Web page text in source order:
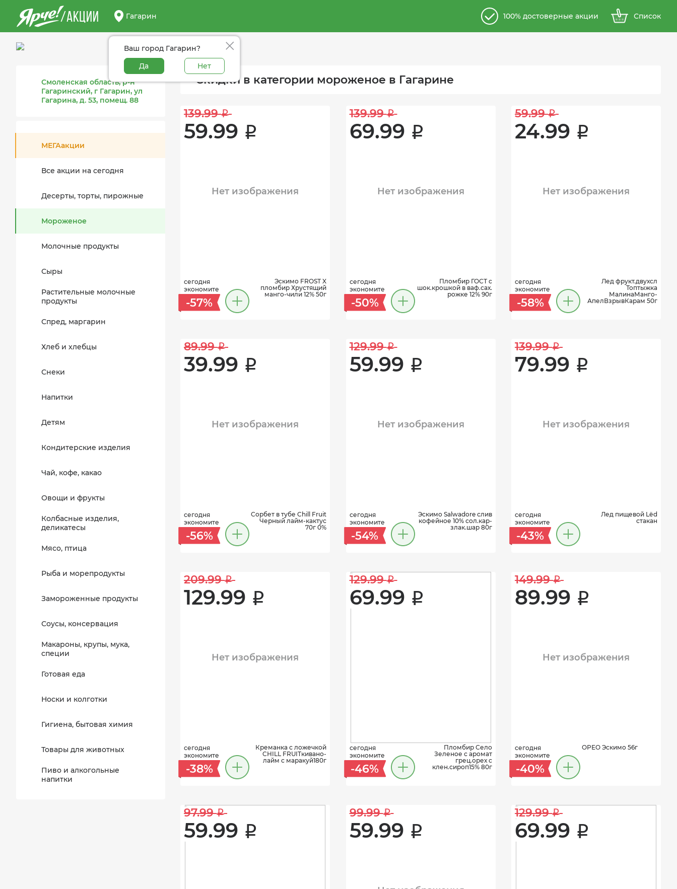
/АКЦИИ Гагарин
Ваш город Гагарин?
Да
Нет
100% достоверные акции Список
Смоленская область, р-н
Гагаринский, г Гагарин, ул
Гагарина, д. 53, помещ. 88
МЕГАакции
Все акции на сегодня
Десерты, торты, пирожные
Мороженое
Молочные продукты
Сыры
Растительные молочные
продукты
Спред, маргарин
Хлеб и хлебцы
Снеки
Напитки
Детям
Кондитерские изделия
Чай, кофе, какао
Овощи и фрукты
Колбасные изделия,
деликатесы
Мясо, птица
Рыба и морепродукты
Замороженные продукты
Соусы, консервация
Макароны, крупы, мука,
специи
Готовая еда
Носки и колготки
Гигиена, бытовая химия
Товары для животных
Пиво и алкогольные
напитки
Скидки в категории мороженое в Гагарине
139.99 i
59.99 i
Нет изображения
сегодня
экономите
-57%
Эскимо FROST X
пломбир Хрустящий
манго-чили 12% 50г
139.99 i
69.99 i
Нет изображения
сегодня
экономите
-50%
Пломбир ГОСТ с
шок.крошкой в ваф.сах.
рожке 12% 90г
59.99 i
24.99 i
Нет изображения
сегодня
экономите
-58%
Лед фрукт.двухсл
Топтыжка
МалинаМанго-
АпелВзрывКарам 50г
89.99 i
39.99 i
Нет изображения
сегодня
экономите
-56%
Сорбет в тубе Chill Fruit
Черный лайм-кактус
70г 0%
129.99 i
59.99 i
Нет изображения
сегодня
экономите
-54%
Эскимо Salwadore слив
кофейное 10% сол.кар-
злак.шар 80г
139.99 i
79.99 i
Нет изображения
сегодня
экономите
-43%
Лед пищевой Lёd
стакан
209.99 i
129.99 i
Нет изображения
сегодня
экономите
-38%
Креманка с ложечкой
CHILL FRUITкивано-
лайм с маракуй180г
129.99 i
69.99 i
сегодня
экономите
-46%
Пломбир Село
Зеленое с аромат
грец.орех с
клен.сироп15% 80г
149.99 i
89.99 i
Нет изображения
сегодня
экономите
-40%
ОРЕО Эскимо 56г
97.99 i
59.99 i
99.99 i
59.99 i
129.99 i
69.99 i